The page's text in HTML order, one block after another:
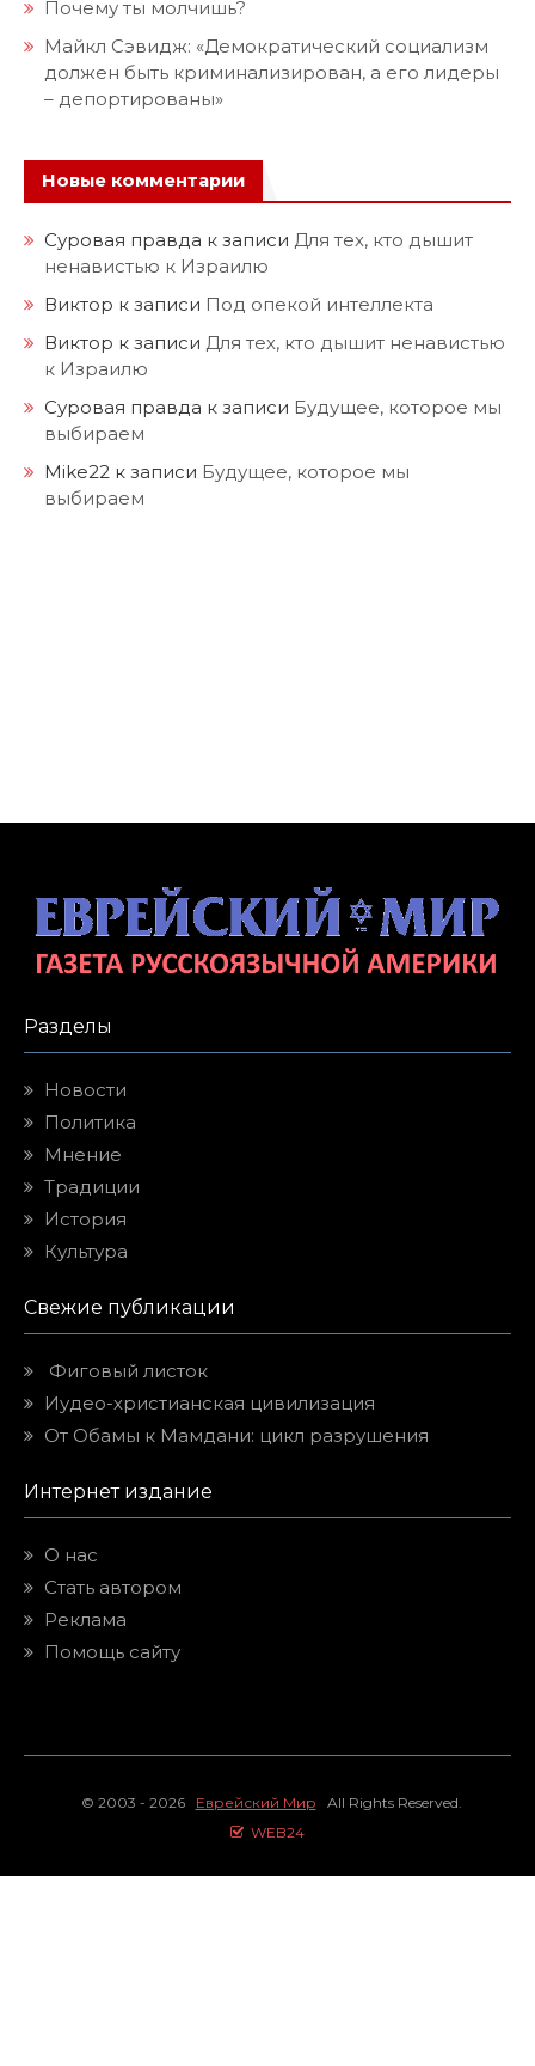
Почему ты молчишь?
Майкл Сэвидж: «Демократический социализм
должен быть криминализирован, а его лидеры
– депортированы»
Новые комментарии
Суровая правда к записи Для тех, кто дышит
ненавистью к Израилю
Виктор к записи Под опекой интеллекта
Виктор к записи Для тех, кто дышит ненавистью
к Израилю
Суровая правда к записи Будущее, которое мы
выбираем
Mike22 к записи Будущее, которое мы
выбираем
Разделы
Новости
Политика
Мнение
Традиции
История
Культура
Свежие публикации
Фиговый листок
Иудео-христианская цивилизация
От Обамы к Мамдани: цикл разрушения
Интернет издание
О нас
Стать автором
Реклама
Помощь сайту
© 2003 - 2026 Еврейский Мир All Rights Reserved.
WEB24